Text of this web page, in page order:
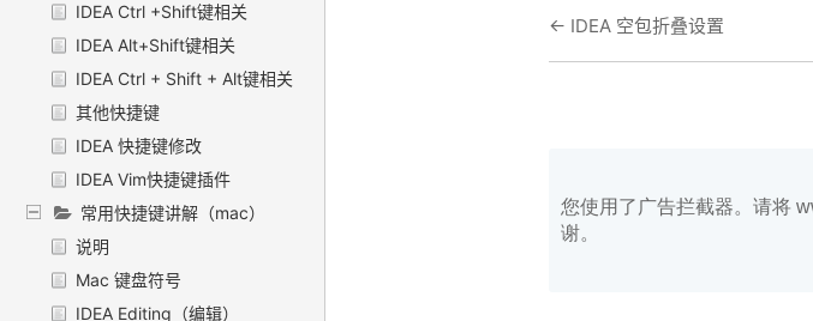
IDEA Ctrl +Shift键相关
IDEA Alt+Shift键相关
IDEA Ctrl + Shift + Alt键相关
其他快捷键
IDEA 快捷键修改
IDEA Vim快捷键插件
常用快捷键讲解（mac）
说明
Mac 键盘符号
IDEA Editing（编辑）
← IDEA 空包折叠设置
您使用了广告拦截器。请将
谢。